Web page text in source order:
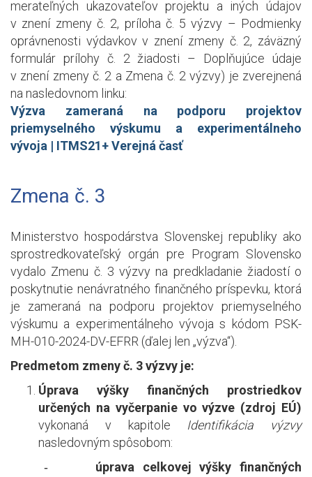
merateľných ukazovateľov projektu a iných údajov
v znení zmeny č. 2, príloha č. 5 výzvy – Podmienky
oprávnenosti výdavkov v znení zmeny č. 2, záväzný
formulár prílohy č. 2 žiadosti – Doplňujúce údaje
v znení zmeny č. 2 a Zmena č. 2 výzvy) je zverejnená
na nasledovnom linku:
Výzva zameraná na podporu projektov
priemyselného výskumu a experimentálneho
vývoja | ITMS21+ Verejná časť
Zmena č. 3
Ministerstvo hospodárstva Slovenskej republiky ako
sprostredkovateľský orgán pre Program Slovensko
vydalo Zmenu č. 3 výzvy na predkladanie žiadostí o
poskytnutie nenávratného finančného príspevku, ktorá
je zameraná na podporu projektov priemyselného
výskumu a experimentálneho vývoja s kódom PSK-
MH-010-2024-DV-EFRR (ďalej len „výzva“).
Predmetom zmeny č. 3 výzvy je:
Úprava výšky finančných prostriedkov
určených na vyčerpanie vo výzve (zdroj EÚ)
vykonaná v kapitole Identifikácia výzvy
nasledovným spôsobom:
-
úprava celkovej výšky finančných